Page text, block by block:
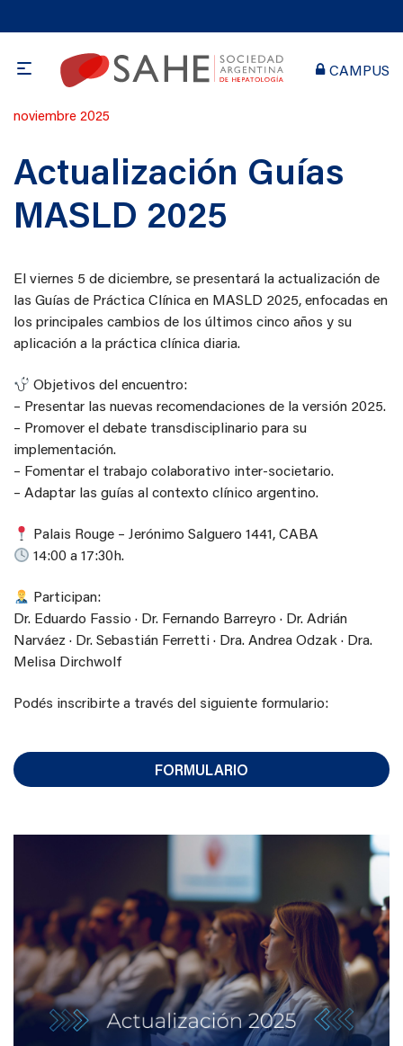
CAMPUS
Publicado
noviembre 2025
Actualización Guías
MASLD 2025
El viernes 5 de diciembre, se presentará la actualización de
las Guías de Práctica Clínica en MASLD 2025, enfocadas en
los principales cambios de los últimos cinco años y su
aplicación a la práctica clínica diaria.
Objetivos del encuentro:
– Presentar las nuevas recomendaciones de la versión 2025.
– Promover el debate transdisciplinario para su
implementación.
– Fomentar el trabajo colaborativo inter-societario.
– Adaptar las guías al contexto clínico argentino.
Palais Rouge – Jerónimo Salguero 1441, CABA
14:00 a 17:30h.
Participan:
Dr. Eduardo Fassio · Dr. Fernando Barreyro · Dr. Adrián
Narváez · Dr. Sebastián Ferretti · Dra. Andrea Odzak · Dra.
Melisa Dirchwolf
Podés inscribirte a través del siguiente formulario:
FORMULARIO